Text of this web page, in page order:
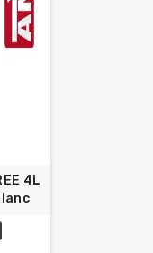
4L